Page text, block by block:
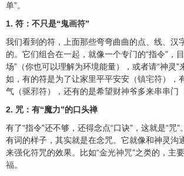
单”。
1. 符：不只是“鬼画符”
我们看到的符，上面那些弯弯曲曲的点、线、汉
的。它们组合在一起，就像一个专门的“指令”，
场”（你也可以理解为环境能量），或者请“神灵”
如，有的符是为了让家里平平安安（镇宅符），
气（驱邪符），还有的是希望财神爷多来串串门
2. 咒：有“魔力”的口头禅
有了“指令”还不够，还得念点“口诀”，这就是“咒”
有词的样子，其实就是在念咒。它就像和神灵沟
来强化符咒的效果。比如“金光神咒”之类的，主
福。